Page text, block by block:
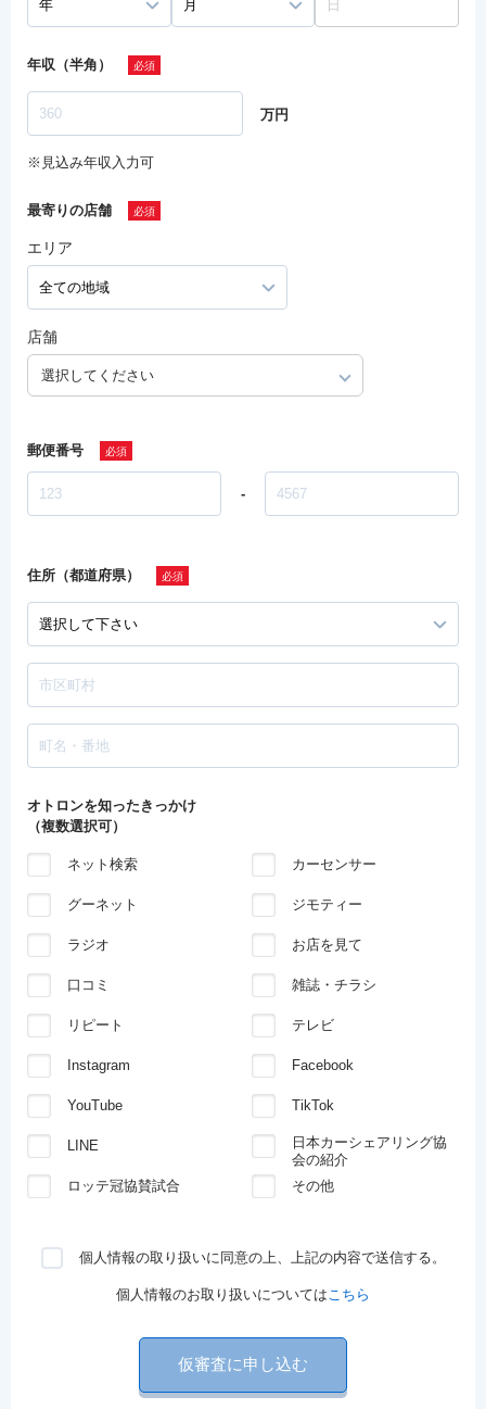
年収（半角）
万円
※見込み年収入力可
最寄りの店舗
エリア
店舗
選択してください
郵便番号
-
住所（都道府県）
オトロンを知ったきっかけ
（複数選択可）
ネット検索 カーセンサー
グーネット ジモティー
ラジオ お店を見て
口コミ 雑誌・チラシ
リピート テレビ
Instagram Facebook
YouTube TikTok
LINE
日本カーシェアリング協
会の紹介
ロッテ冠協賛試合
その他
個人情報の取り扱いに同意の上、上記の内容で送信する。
個人情報のお取り扱いについてはこちら
仮審査に申し込む